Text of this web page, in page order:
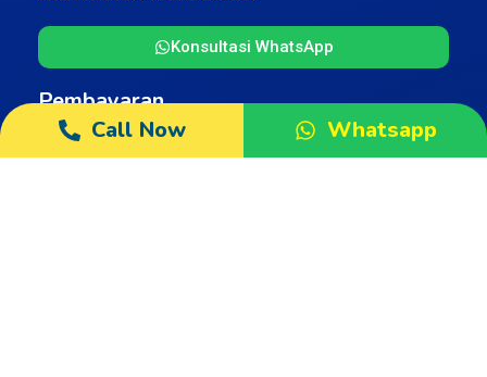
Konsultasi WhatsApp
Pembayaran
Call Now Whatsapp